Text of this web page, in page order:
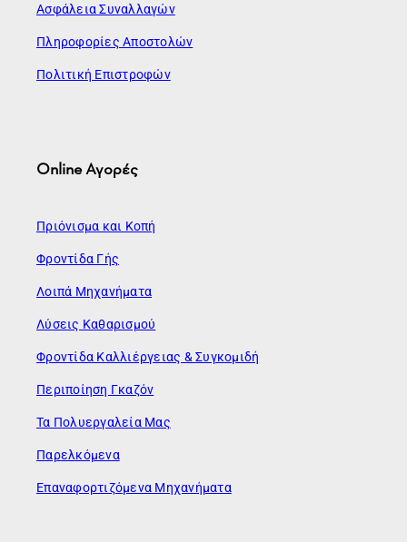
Ασφάλεια Συναλλαγών
Πληροφορίες Αποστολών
Πολιτική Επιστροφών
Online Αγορές
Πριόνισμα και Κοπή
Φροντίδα Γής
Λοιπά Μηχανήματα
Λύσεις Καθαρισμού
Φροντίδα Καλλιέργειας & Συγκομιδή
Περιποίηση Γκαζόν
Τα Πολυεργαλεία Μας
Παρελκόμενα
Επαναφορτιζόμενα Μηχανήματα